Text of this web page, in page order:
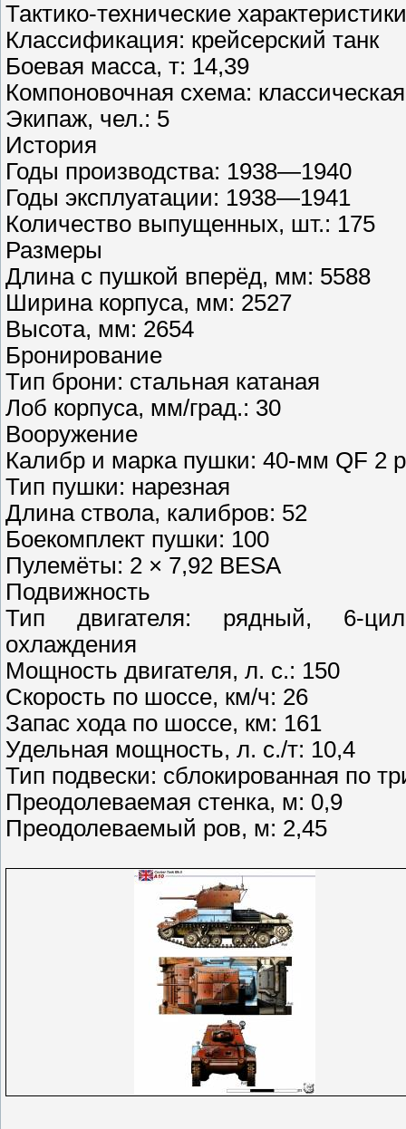
Тактико-технические
Классификация: крейсерский танк
Боевая масса, т: 14,39
Компоновочная схема: классическая
Экипаж, чел.: 5
История
Годы производства: 1938—1940
Годы эксплуатации: 1938—1941
Количество выпущенных, шт.: 175
Размеры
Длина с пушкой вперёд, мм: 5588
Ширина корпуса, мм: 2527
Высота, мм: 2654
Бронирование
Тип брони: стальная катаная
Лоб корпуса, мм/град.: 30
Вооружение
Калибр и марка пушки: 40-мм QF 2
Тип пушки: нарезная
Длина ствола, калибров: 52
Боекомплект пушки: 100
Пулемёты: 2 × 7,92 BESA
Подвижность
Тип двигателя: рядный, 6-
охлаждения
Мощность двигателя, л. с.: 150
Скорость по шоссе, км/ч: 26
Запас хода по шоссе, км: 161
Удельная мощность, л. с./т: 10,4
Тип подвески: сблокированная по
Преодолеваемая стенка, м: 0,9
Преодолеваемый ров, м: 2,45